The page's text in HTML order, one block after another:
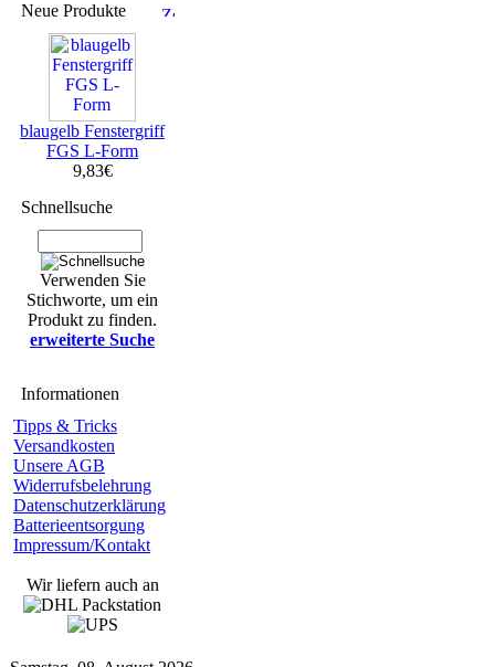
Neue Produkte
blaugelb Fenstergriff
FGS L-Form
9,83€
Schnellsuche
Verwenden Sie
Stichworte, um ein
Produkt zu finden.
erweiterte Suche
Informationen
Tipps & Tricks
Versandkosten
Unsere AGB
Widerrufsbelehrung
Datenschutzerklärung
Batterieentsorgung
Impressum/Kontakt
Wir liefern auch an